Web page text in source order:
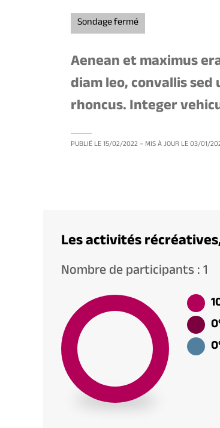
Sondage fermé
Aenean et maximus
diam leo, convallis
rhoncus. Integer
PUBLIÉ LE15/02/2022 – MIS À JOUR LE03/01/
Les activités
Nombre de participants : 1